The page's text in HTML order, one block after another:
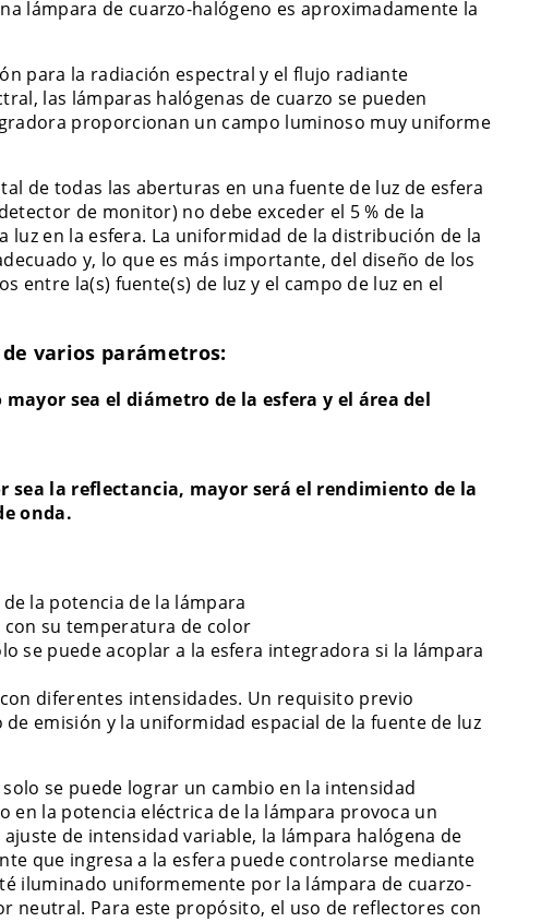
lámpara de cuarzo-halógeno es aproximadamente la
para la radiación espectral y el flujo radiante
las lámparas halógenas de cuarzo se pueden
proporcionan un campo luminoso muy uniforme
de todas las aberturas en una fuente de luz de esfera
de monitor) no debe exceder el 5 % de la
en la esfera. La uniformidad de la distribución de la
y, lo que es más importante, del diseño de los
la(s) fuente(s) de luz y el campo de luz en el
varios parámetros:
sea el diámetro de la esfera y el área del
la reflectancia, mayor será el rendimiento de la
onda.
la potencia de la lámpara
con su temperatura de color
se puede acoplar a la esfera integradora si la lámpara
diferentes intensidades. Un requisito previo
emisión y la uniformidad espacial de la fuente de luz
se puede lograr un cambio en la intensidad
en la potencia eléctrica de la lámpara provoca un
de intensidad variable, la lámpara halógena de
que ingresa a la esfera puede controlarse mediante
iluminado uniformemente por la lámpara de cuarzo-
neutral. Para este propósito, el uso de reflectores con